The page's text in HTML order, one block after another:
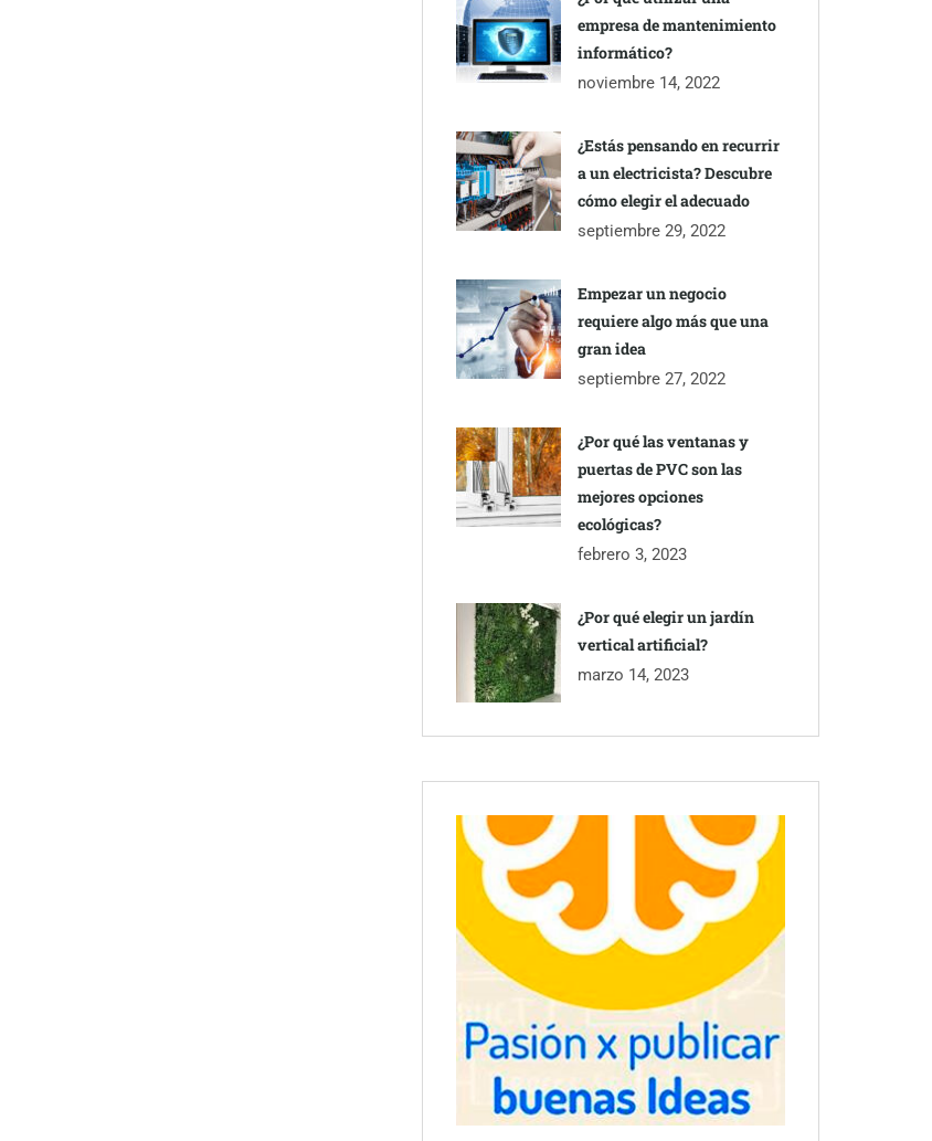
empresa de mantenimiento
informático?
noviembre 14, 2022
¿Estás pensando en recurrir
a un electricista? Descubre
cómo elegir el adecuado
septiembre 29, 2022
Empezar un negocio
requiere algo más que una
gran idea
septiembre 27, 2022
¿Por qué las ventanas y
puertas de PVC son las
mejores opciones
ecológicas?
febrero 3, 2023
¿Por qué elegir un jardín
vertical artificial?
marzo 14, 2023